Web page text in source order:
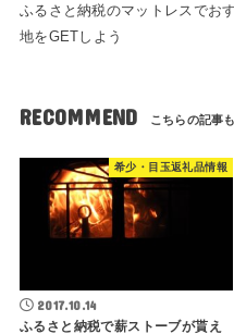
ふるさと納税のマットレスでお
地をGETしよう
RECOMMEND
希少・目玉返礼品情報
2017.10.14
ふるさと納税で薪ストーブが貰え